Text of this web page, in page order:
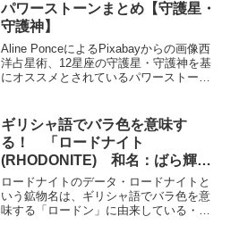
パワーストーンまとめ【守護星・
守護神】
Aline PonceによるPixabayからの画像西
洋占星術、12星座の守護星・守護神を基
にオススメとされているパワーストーン
生まれ)守護星火星♂ Ma...
ギリシャ語でバラ色を意味す
る！ 「ロードナイト
(RHODONITE) 和名：ばら輝
石」紹介
ロードナイトのデータ・ロードナイトと
いう鉱物名は、ギリシャ語でバラ色を意
味する「ロードン」に由来している・